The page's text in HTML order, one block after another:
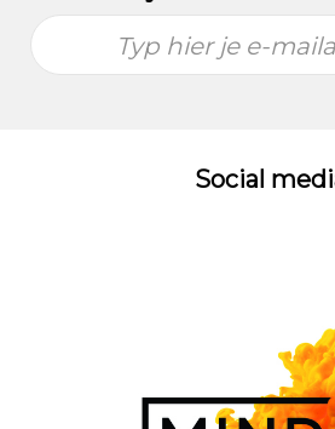
Typ hier je e-
Social